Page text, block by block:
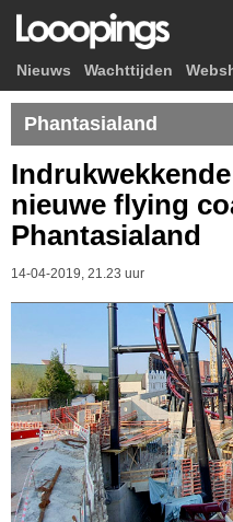
Nieuws Wachttijden
Phantasialand
nieuwe flying
Phantasialand
14-04-2019, 21.23 uur